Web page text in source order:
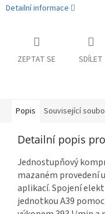
Detailní informace
ZEPTAT SE SDÍLET
Popis Související
Detailní popis
Jednostupňový
mazaném provedení
aplikací. Spojení
jednotkou A39